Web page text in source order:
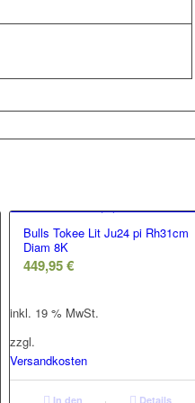
Bulls Tokee Lit Ju24 pi Rh31cm
Diam 8K
449,95€
inkl. 19 % MwSt.
zzgl.
Versandkosten
In den Details